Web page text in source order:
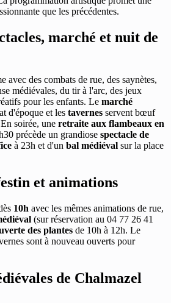
que les précédentes.
marché et nuit de
avec des combats de rue, des saynètes,
médiévales, du tir à l'arc, des jeux
pour les enfants. Le marché
d'époque et les tavernes servent bœuf
soirée, une retraite aux flambeaux en
précède un grandiose spectacle de
à 23h et d'un bal médiéval sur la place
et animations
10h avec les mêmes animations de rue,
(sur réservation au 04 77 26 41
des plantes de 10h à 12h. Le
sont à nouveau ouverts pour
de Chalmazel